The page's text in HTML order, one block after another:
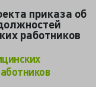
приказа об
работников